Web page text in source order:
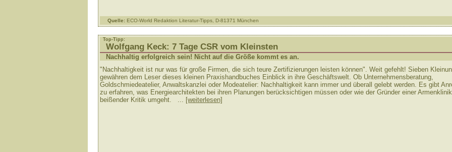
Quelle: ECO-World Redaktion Literatur-Tipps, D-81371 München
Top-Tipp:
Wolfgang Keck: 7 Tage CSR vom Kleinsten
Nachhaltig erfolgreich sein! Nicht auf die Größe kommt es an.
"Nachhaltigkeit ist nur was für große Firmen, die sich teure Zertifizierungen leisten können". Weit gefehlt! Sieben
gewähren dem Leser dieses kleinen Praxishandbuches Einblick in ihre Geschäftswelt. Ob Unternehmensberatung,
Goldschmiedeatelier, Anwaltskanzlei oder Modeatelier: Nachhaltigkeit kann immer und überall gelebt werden. Es gibt
zu erfahren, was Energiearchitekten bei ihren Planungen berücksichtigen müssen oder wie der Gründer einer
beißender Kritik umgeht. ... [weiterlesen]